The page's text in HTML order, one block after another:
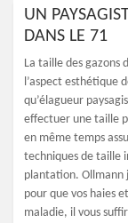
UN
DANS LE 71
La taille des gazons
l’aspect esthétique
qu’élagueur
effectuer une taille
en même temps
techniques de taille
plantation. Ollmann
pour que vos haies
maladie, il vous